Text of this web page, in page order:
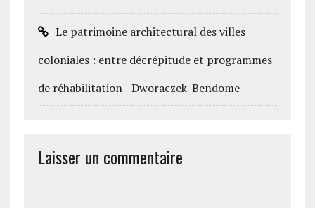
Le patrimoine architectural des villes
coloniales : entre décrépitude et programmes
de réhabilitation - Dworaczek-Bendome
Laisser un commentaire